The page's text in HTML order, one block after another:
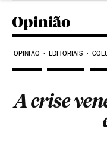
Opinião
OPINIÃO EDITORIAIS
A crise